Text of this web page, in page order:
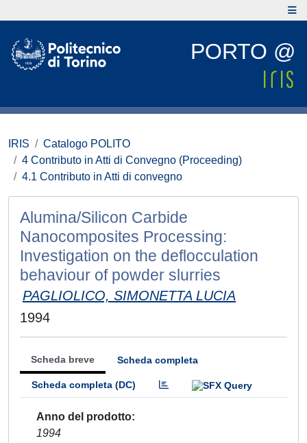
PORTO @
IRIS
Catalogo POLITO
4 Contributo in Atti di Convegno (Proceeding)
4.1 Contributo in Atti di convegno
Alumina/Silicon Carbide
Nanocomposites Processing:
Investigation on the deflocculation
behaviour of powder slurries
PAGLIOLICO, SIMONETTA LUCIA
1994
Scheda breve Scheda completa
Scheda completa (DC)
Anno del prodotto
1994